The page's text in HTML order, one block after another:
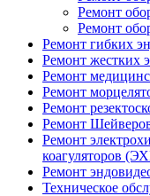
Ремонт
Ремонт
Ремонт гибких
Ремонт жестких
Ремонт
Ремонт
Ремонт
Ремонт
Ремонт
коагуляторов
Ремонт
Техническое